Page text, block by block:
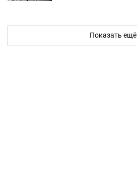
Показать ещё